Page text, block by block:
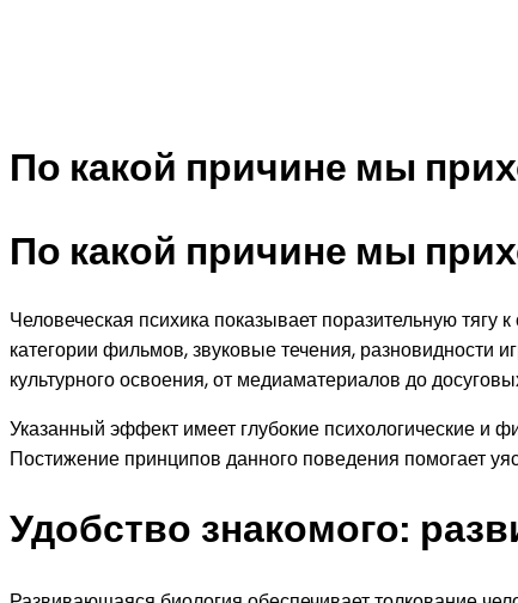
По какой причине мы
По какой причине мы
Человеческая психика показывает поразительную
категории фильмов, звуковые течения, разновидности
культурного освоения, от медиаматериалов до
Указанный эффект имеет глубокие психологические и
Постижение принципов данного поведения помогает
Удобство знакомого: